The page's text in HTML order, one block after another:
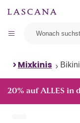
Mixkinis
20% auf ALLES in